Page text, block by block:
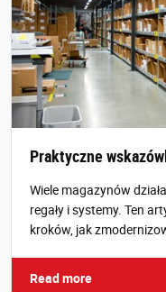
Praktyczne
Wiele magazynów
regały i systemy. Ten
kroków, jak
Read more